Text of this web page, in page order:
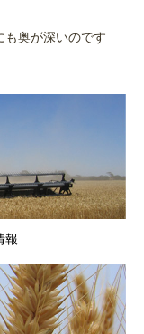
も奥が深いのです
報